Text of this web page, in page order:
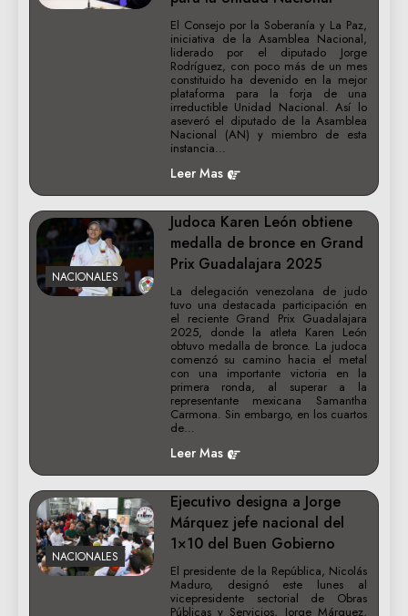
El Consejo por la Soberanía y La Paz,
iniciativa de la Asamblea Nacional,
liderado por el diputado Jorge
Rodríguez, con poco más de un mes
constituido ha devenido en la mejor
plataforma para la forja de una
irreductible Unidad Nacional. Así lo
aseveró el diputado de la Asamblea
Nacional (AN) y miembro de esta
instancia…
Leer Mas
NACIONALES
Judoca Karen León obtiene
medalla de bronce en Grand
Prix Guadalajara 2025
La delegación venezolana de judo
tuvo una destacada participación en
el reciente Grand Prix Guadalajara
2025, donde la atleta Karen León
obtuvo medalla de bronce. ​La judoca
comenzó su camino hacia el metal
con una importante victoria en la
primera ronda, al superar a la
representante mexicana Samantha
Carmona. Sin embargo, en los cuartos
de…
Leer Mas
NACIONALES
Ejecutivo designa a Jorge
Márquez jefe nacional del
1×10 del Buen Gobierno
El presidente de la República, Nicolás
Maduro, designó este lunes al
vicepresidente sectorial de Obras
Públicas y Servicios, Jorge Márquez,